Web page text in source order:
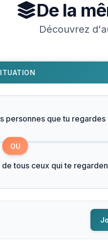
De la
Découvrez
personnes que tu regardes
OU
tous ceux qui te